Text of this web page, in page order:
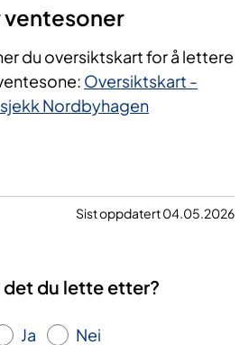
du oversiktskart for å lettere
Oversiktskart -
Nordbyhagen
Sist oppdatert 04.05.2026
det du lette etter?
Ja Nei